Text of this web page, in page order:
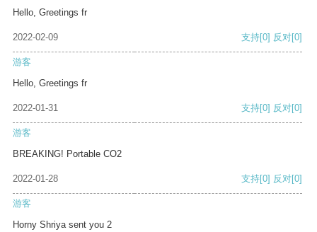
Hello, Greetings fr
2022-02-09 支持[0] 反对[0]
游客
Hello, Greetings fr
2022-01-31 支持[0] 反对[0]
游客
BREAKING! Portable CO2
2022-01-28 支持[0] 反对[0]
游客
Horny Shriya sent you 2